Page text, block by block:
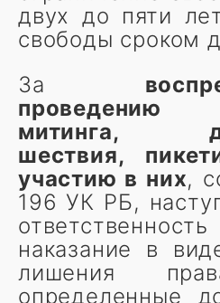
двух до пяти
свободы сроком
За в
проведению
митинга,
шествия,
участию в них,
196 УК РБ,
наказание в
лишения
определенные